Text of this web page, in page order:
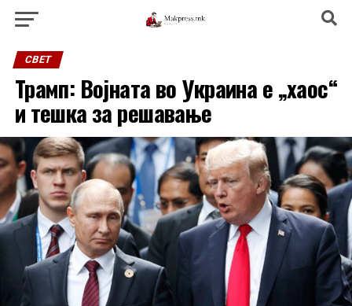
СВЕТ
Трамп: Војната во Украина е „хаос“
и тешка за решавање